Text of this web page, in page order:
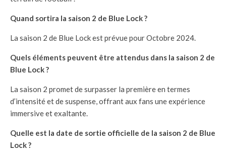
Quand sortira la saison 2 de Blue Lock ?
La saison 2 de Blue Lock est prévue pour Octobre 2024.
Quels éléments peuvent être attendus dans la saison 2 de
Blue Lock ?
La saison 2 promet de surpasser la première en termes
d’intensité et de suspense, offrant aux fans une expérience
immersive et exaltante.
Quelle est la date de sortie officielle de la saison 2 de Blue
Lock ?